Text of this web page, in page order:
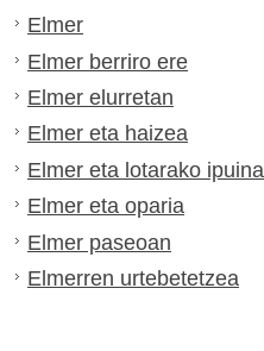
Elmer
Elmer berriro ere
Elmer elurretan
Elmer eta haizea
Elmer eta lotarako ipuina
Elmer eta oparia
Elmer paseoan
Elmerren urtebetetzea